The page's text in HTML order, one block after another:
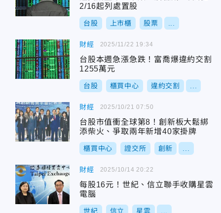
2/16起列處置股
台股 上市櫃 股票
財經
台股本週急漲急跌！富喬爆違約交割
1255萬元
台股 櫃買中心 違約交割
2025/11/22 19:34
財經
台股市值衝全球第8！創新板大鬆綁
添柴火、爭取兩年新增40家掛牌
櫃買中心 證交所 創新
2025/10/21 07:50
財經
每股16元！世紀、信立聯手收購星雲
電腦
世紀 信立 星雲
2025/10/14 20:22